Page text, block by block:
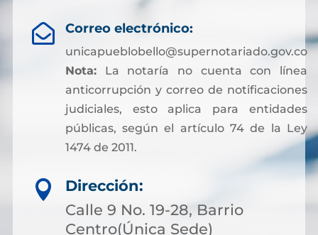
 Correo electrónico:
unicapueblobello@supernotariado.gov.co
Nota:La notaría no cuenta con línea
anticorrupción y correo de notificaciones
judiciales, esto aplica para entidades
públicas, según el artículo 74 de la Ley
1474 de 2011.

Dirección:
Calle 9 No. 19-28, Barrio
Centro(Única Sede)